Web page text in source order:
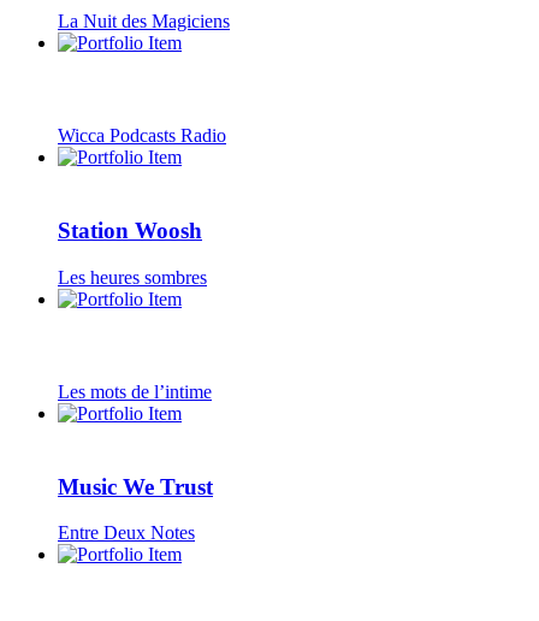
La Nuit des Magiciens
Wicca Podcasts Radio
Station Woosh
Les heures sombres
Les mots de l’intime
Music We Trust
Entre Deux Notes